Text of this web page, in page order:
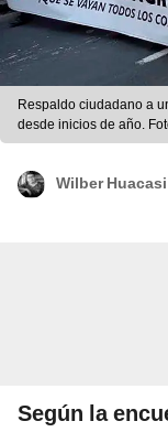
Respaldo ciudadano a
desde inicios de año.
Wilber Huacasi
Según la